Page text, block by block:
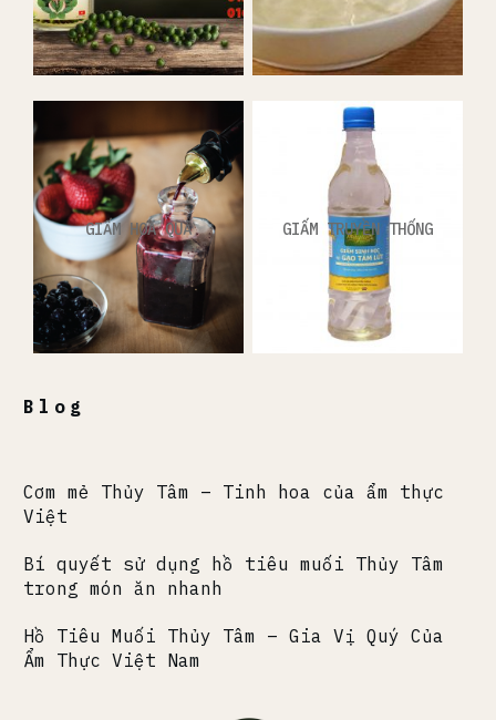
GIẤM HOA QUẢ GIẤM TRUYỀN THỐNG
Blog
Cơm mẻ Thủy Tâm – Tinh hoa của ẩm thực
Việt
Bí quyết sử dụng hồ tiêu muối Thủy Tâm
trong món ăn nhanh
Hồ Tiêu Muối Thủy Tâm – Gia Vị Quý Của
Ẩm Thực Việt Nam